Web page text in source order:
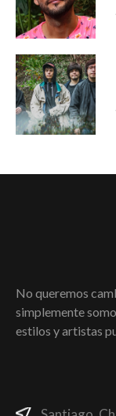
No queremos
simplemente
estilos y artistas